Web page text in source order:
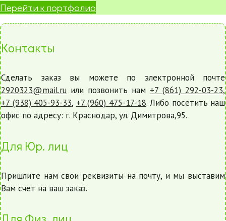
Перейти к портфолио
Контакты
Сделать заказ вы можете по электронной почте
2920323@mail.ru или позвонить нам +7 (861) 292-03-23,
+7 (938) 405-93-33, +7 (960) 475-17-18. Либо посетить наш
офис по адресу: г. Краснодар, ул. Димитрова,95.
Для Юр. лиц
Пришлите нам свои реквизиты на почту, и мы выставим
Вам счет на ваш заказ.